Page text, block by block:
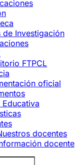
de Investigación
FTPCL
oficial
Educativa
docentes
docente